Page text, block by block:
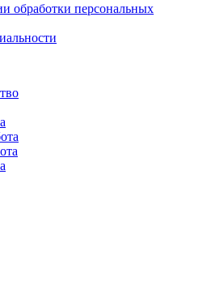
обработки персональных